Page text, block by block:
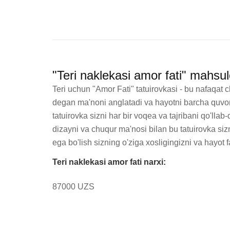
"Teri naklekasi amor fati"
Teri uchun "Amor Fati" tatuirovkasi - bu
degan ma'noni anglatadi va hayotni barcha
tatuirovka sizni har bir voqea va tajribani
dizayni va chuqur ma'nosi bilan bu tatuirovka
ega bo'lish sizning o'ziga xosligingizni va hayot
Teri naklekasi amor fati narxi:
87000 UZS